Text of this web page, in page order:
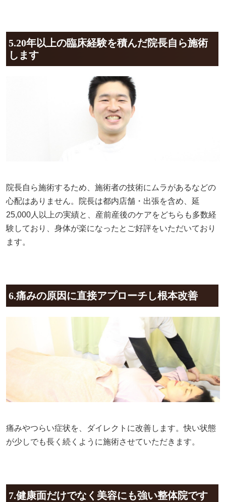
5.20年以上の臨床経験を積んだ院長自ら施術
します
院長自ら施術するため、施術者の技術にムラがあるなどの
心配はありません。院長は都内店舗・出張を含め、延
25,000人以上の実績と、産前産後のケアをどちらも多数経
験しており、身体が楽になったとご好評をいただいており
ます。
6.痛みの原因に直接アプローチし根本改善
痛みやつらい症状を、ダイレクトに改善します。快い状態
が少しでも長く続くように施術させていただきます。
7.健康面だけでなく美容にも強い整体院です